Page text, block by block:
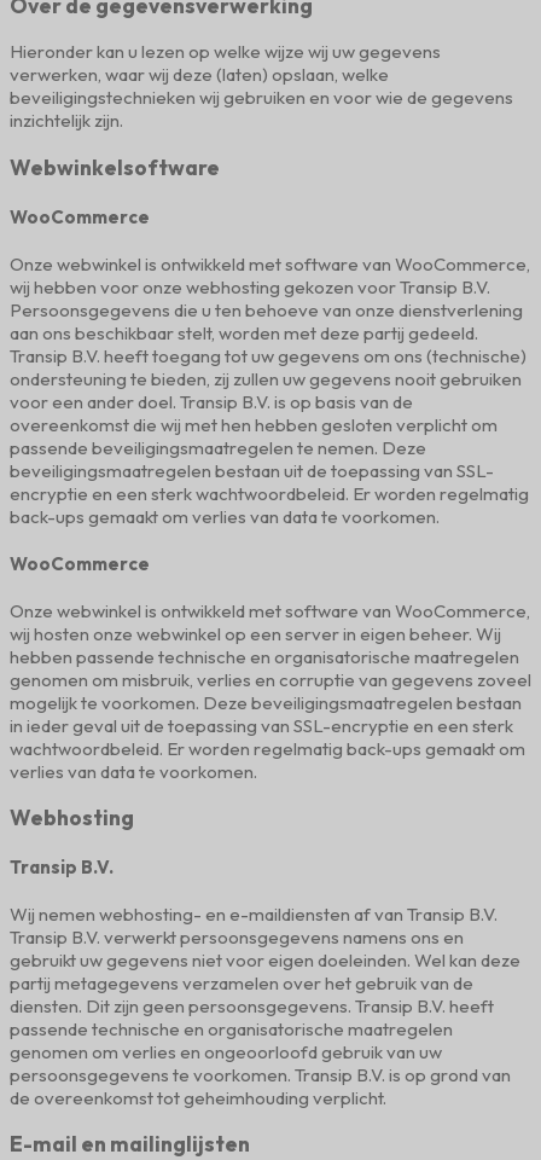
Hieronder kan u lezen op welke wijze wij uw gegevens
verwerken, waar wij deze (laten) opslaan, welke
beveiligingstechnieken wij gebruiken en voor wie de gegevens
inzichtelijk zijn.
Webwinkelsoftware
WooCommerce
Onze webwinkel is ontwikkeld met software van WooCommerce,
wij hebben voor onze webhosting gekozen voor Transip B.V.
Persoonsgegevens die u ten behoeve van onze dienstverlening
aan ons beschikbaar stelt, worden met deze partij gedeeld.
Transip B.V. heeft toegang tot uw gegevens om ons (technische)
ondersteuning te bieden, zij zullen uw gegevens nooit gebruiken
voor een ander doel. Transip B.V. is op basis van de
overeenkomst die wij met hen hebben gesloten verplicht om
passende beveiligingsmaatregelen te nemen. Deze
beveiligingsmaatregelen bestaan uit de toepassing van SSL-
encryptie en een sterk wachtwoordbeleid. Er worden regelmatig
back-ups gemaakt om verlies van data te voorkomen.
WooCommerce
Onze webwinkel is ontwikkeld met software van WooCommerce,
wij hosten onze webwinkel op een server in eigen beheer. Wij
hebben passende technische en organisatorische maatregelen
genomen om misbruik, verlies en corruptie van gegevens zoveel
mogelijk te voorkomen. Deze beveiligingsmaatregelen bestaan
in ieder geval uit de toepassing van SSL-encryptie en een sterk
wachtwoordbeleid. Er worden regelmatig back-ups gemaakt om
verlies van data te voorkomen.
Webhosting
Transip B.V.
Wij nemen webhosting- en e-maildiensten af van Transip B.V.
Transip B.V. verwerkt persoonsgegevens namens ons en
gebruikt uw gegevens niet voor eigen doeleinden. Wel kan deze
partij metagegevens verzamelen over het gebruik van de
diensten. Dit zijn geen persoonsgegevens. Transip B.V. heeft
passende technische en organisatorische maatregelen
genomen om verlies en ongeoorloofd gebruik van uw
persoonsgegevens te voorkomen. Transip B.V. is op grond van
de overeenkomst tot geheimhouding verplicht.
E-mail en mailinglijsten